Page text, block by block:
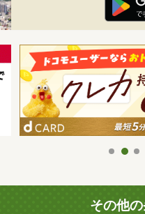
その他